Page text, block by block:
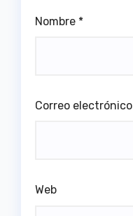
Nombre *
Correo electrónico
Web